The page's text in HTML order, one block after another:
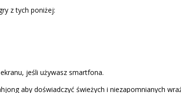
z tych poniżej:
jeśli używasz smartfona.
aby doświadczyć świeżych i niezapomnianych